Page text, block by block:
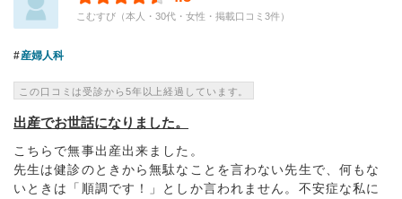
こむすび（本人・30代・女性・掲載口コミ3件）
産婦人科
この口コミは受診から5年以上経過しています。
出産でお世話になりました。
こちらで無事出産出来ました。
先生は健診のときから無駄なことを言わない先生で、何もな
いときは「順調です！」としか言われません。不安症な私に